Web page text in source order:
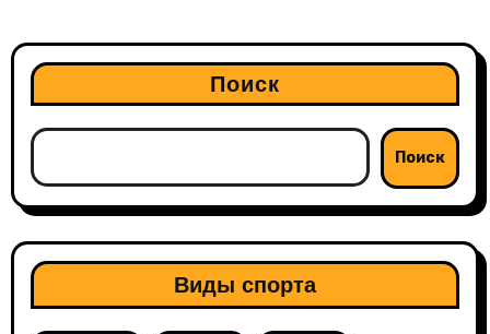
Поиск
Поиск
Виды спорта